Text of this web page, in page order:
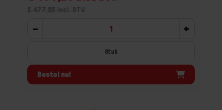
- +
Stuk
Bestel nu!